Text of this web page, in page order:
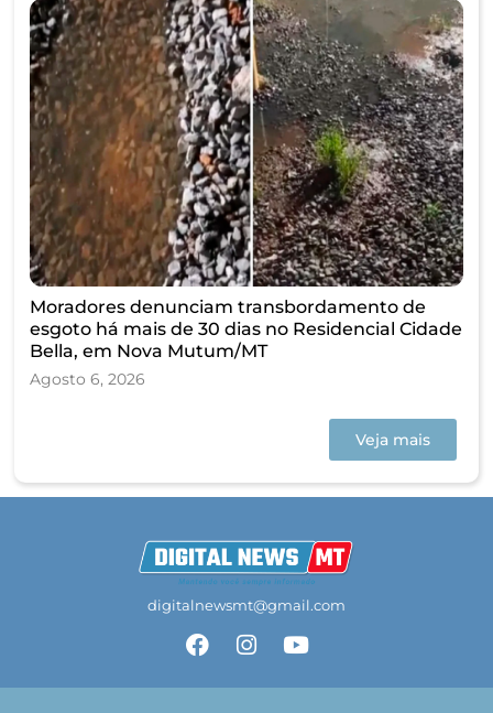
Moradores denunciam transbordamento de
esgoto há mais de 30 dias no Residencial Cidade
Bella, em Nova Mutum/MT
Agosto 6, 2026
Veja mais
digitalnewsmt@gmail.com